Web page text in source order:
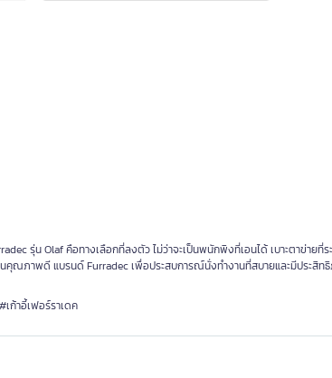
รุ่น Olaf คือทางเลือกที่ลงตัว ไม่ว่าจะเป็นพนักพิงที่เอนได้ เบาะตาข่ายที่ร
คุณภาพดี แบรนด์ Furradec เพื่อประสบการณ์นั่งทำงานที่สบายและมีประสิท
ก้าอี้เฟอร์ราเดค